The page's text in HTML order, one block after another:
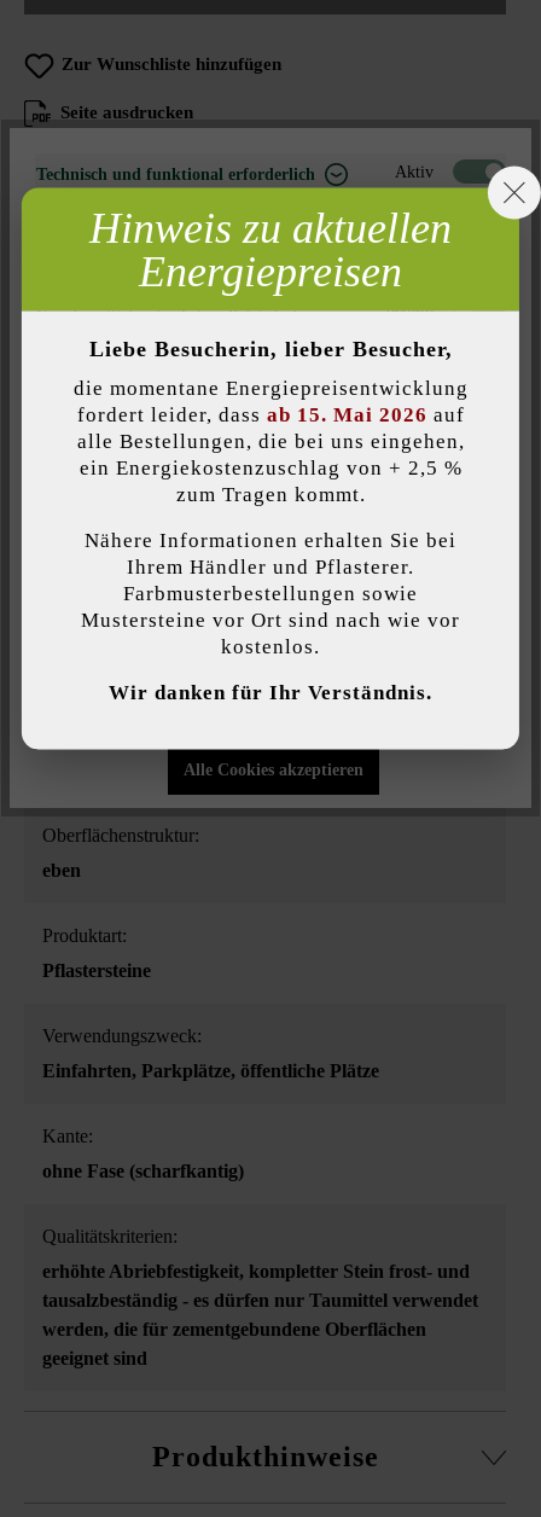
Zur Wunschliste hinzufügen
Seite ausdrucken
Produktbeschreibung
Der Doppelverbundstein ist für hohe Beanspruchungen und
zum Befahren mit Lastkraftfahrzeugen bestens geeignet. In
Gewerbegebieten und auf Betriebsgeländen sorgen diese
Pflastersteine für ein sauberes, gepflegtes Aussehen der
Außenflächen. Es ist zudem maschinell verlegbar, was das
Pflastern insbesondere von großen Flächen wirtschaftlicher
macht.
Oberflächenstruktur:
eben
Produktart:
Pflastersteine
Verwendungszweck:
Einfahrten, Parkplätze, öffentliche Plätze
Kante:
ohne Fase (scharfkantig)
Qualitätskriterien:
erhöhte Abriebfestigkeit, kompletter Stein frost- und
tausalzbeständig - es dürfen nur Taumittel verwendet
werden, die für zementgebundene Oberflächen
geeignet sind
Produkthinweise
Technisch und funktional erforderlich Aktiv
Marketing Inaktiv
Inaktiv
Komfort (Seitenfunktionalität) Inaktiv
Inaktiv
Individuelle Cookies akzeptieren
Funktionalität bieten zu können...Mehr Informationen
Individuelle Einstellungen
Alle Cookies akzeptieren
Hinweis zu aktuellen
Energiepreisen
Liebe Besucherin, lieber Besucher,
die momentane Energiepreisentwicklung
fordert leider, dass ab 15. Mai 2026 auf
alle Bestellungen, die bei uns eingehen,
ein Energiekostenzuschlag von + 2,5 %
zum Tragen kommt.
Nähere Informationen erhalten Sie bei
Ihrem Händler und Pflasterer.
Farbmusterbestellungen sowie
Mustersteine vor Ort sind nach wie vor
kostenlos.
Wir danken für Ihr Verständnis.